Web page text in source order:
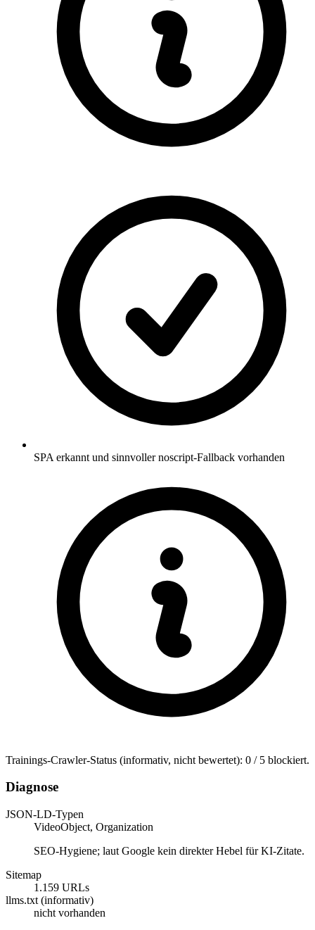
SPA erkannt und sinnvoller noscript-Fallback vorhanden
Trainings-Crawler-Status (informativ, nicht bewertet): 0 / 5 blockiert.
Diagnose
JSON-LD-Typen
VideoObject, Organization
SEO-Hygiene; laut Google kein direkter Hebel für KI-Zitate.
Sitemap
1.159 URLs
llms.txt (informativ)
nicht vorhanden